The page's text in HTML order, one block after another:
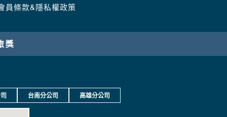
員條款&隱私權政策
台南分公司 高雄分公司